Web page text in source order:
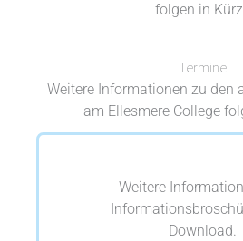
folgen in
Termine
Weitere Informationen zu den
am Ellesmere College
Weitere
Download.